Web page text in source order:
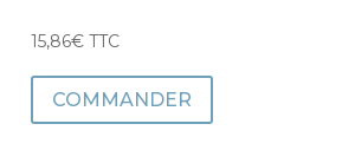
15,86€ TTC
COMMANDER